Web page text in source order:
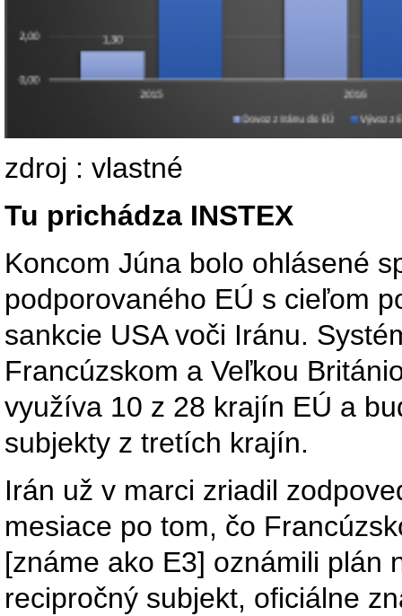
zdroj : vlastné
Tu prichádza INSTEX
Koncom Júna bolo ohlásené
podporovaného EÚ s cieľom
sankcie USA voči Iránu.
Francúzskom a Veľkou
využíva 10 z 28 krajín EÚ a
subjekty z tretích krajín.
Irán už v marci zriadil
mesiace po tom, čo
[známe ako E3] oznámili plán
recipročný subjekt, oficiálne